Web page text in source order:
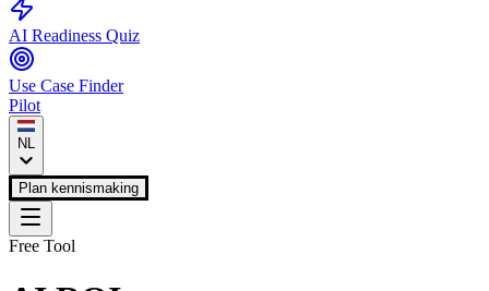
AI Readiness Quiz
Use Case Finder
Pilot
NL
Plan kennismaking
Free Tool